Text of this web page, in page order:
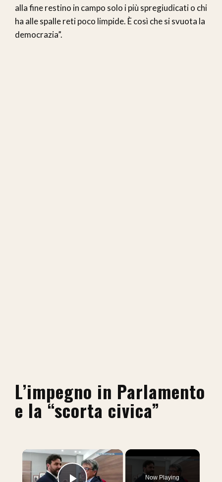
alla fine restino in campo solo i più spregiudicati o chi
ha alle spalle reti poco limpide. È così che si svuota la
democrazia”.
L’impegno in Parlamento
e la “scorta civica”
×
Now Playing